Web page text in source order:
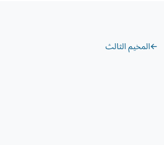
←المخيم الثالث